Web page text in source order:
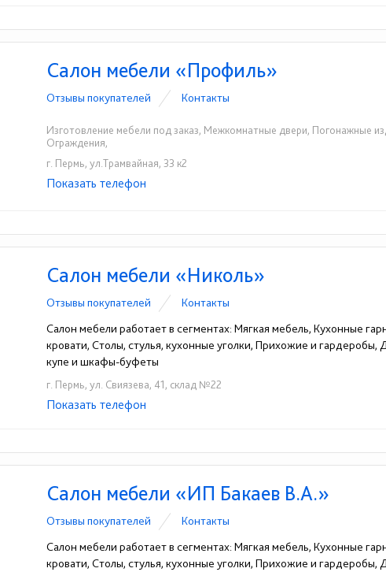
Салон мебели «Профиль»
Отзывы покупателей Контакты
Изготовление мебели под заказ, Межкомнатные двери, Погонажные
Ограждения,
г. Пермь, ул.Трамвайная, 33 к2
☎+7(342)205-58-34
Показать телефон
Салон мебели «Николь»
Отзывы покупателей
Контакты
Салон мебели работает в сегментах: Мягкая мебель, Кухонные
кровати, Столы, стулья, кухонные уголки, Прихожие и
купе и шкафы-буфеты
г. Пермь, ул. Свиязева, 41, склад №22
☎+7-919-460-88-89
Показать телефон
Салон мебели «ИП Бакаев В.А.»
Отзывы покупателей
Контакты
Салон мебели работает в сегментах: Мягкая мебель, Кухонные
кровати, Столы, стулья, кухонные уголки, Прихожие и